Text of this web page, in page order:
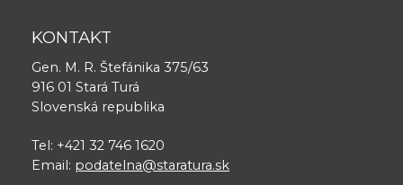
KONTAKT
Gen. M. R. Štefánika 375/63
916 01 Stará Turá
Slovenská republika
Tel: +421 32 746 1620
Email: podatelna@staratura.sk